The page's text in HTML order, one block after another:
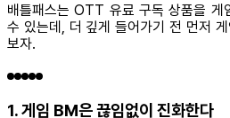
배틀패스는 OTT 유료 구독 상품을 게
수 있는데, 더 깊게 들어가기 전 먼저
보자.
1. 게임 BM은 끊임없이 진화한다